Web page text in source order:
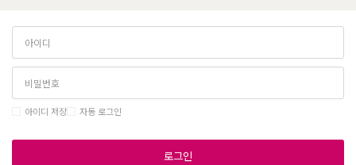
아이디 저장 자동 로그인
로그인